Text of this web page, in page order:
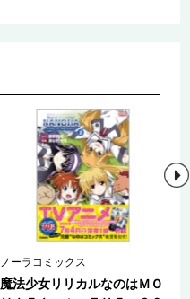
ノーラコミックス
魔法少女リリカルなのはＭＯ